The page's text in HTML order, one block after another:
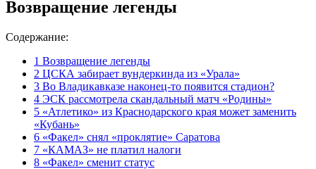
Возвращение легенды
Содержание:
1 Возвращение легенды
2 ЦСКА забирает вундеркинда из «Урала»
3 Во Владикавказе наконец-то появится стадион?
4 ЭСК рассмотрела скандальный матч «Родины»
5 «Атлетико» из Краснодарского края может заменить
«Кубань»
6 «Факел» снял «проклятие» Саратова
7 «КАМАЗ» не платил налоги
8 «Факел» сменит статус